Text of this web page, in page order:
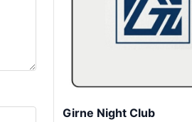
Girne Night Club